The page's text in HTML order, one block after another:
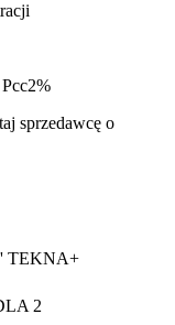
sprzedawcę o
TEKNA+
2